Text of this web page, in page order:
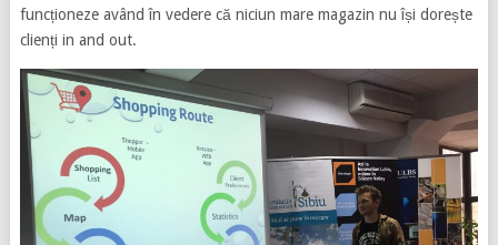
funcționeze având în vedere că niciun mare magazin nu își dorește
clienți in and out.